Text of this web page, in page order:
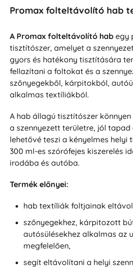
Promax folteltávolító hab
A Promax folteltávolító habegy
tisztítószer, amelyet a
gyors és hatékony tisztítására
fellazítani a foltokat és a
szőnyegekből, kárpitokból,
alkalmas textíliákból.
A hab állagú tisztítószer
a szennyezett területre, jól tapad
lehetővé teszi a kényelmes helyi
300 ml-es szórófejes kiszerelés
irodába és autóba.
Termék előnyei:
hab textíliák foltjainak
szőnyegekhez, kárpitozott
autósülésekhez alkalmas az
megfelelően,
segít eltávolítani a helyi